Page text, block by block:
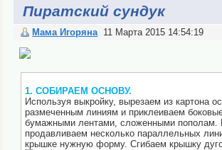
Пиратский сундук
Мама Игоряна 11 Марта 2015 14:54:19
1. СОБИРАЕМ ОСНОВУ.
Используя выкройку, вырезаем из картона
размеченным линиям и приклеиваем
бумажными лентами, сложенными пополам.
продавливаем несколько параллельных
крышке нужную форму. Сгибаем крышку